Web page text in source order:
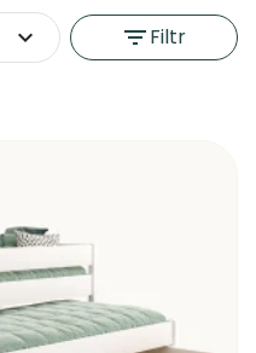
expand_more filter_listFiltr